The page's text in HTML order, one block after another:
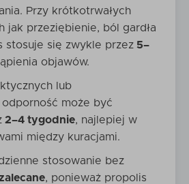
Przy krótkotrwałych
jak przeziębienie, ból gardła
stosuje się zwykle przez 5–
objawów.
lub
może być
2–4 tygodnie, najlepiej w
między kuracjami.
stosowanie bez
, ponieważ propolis